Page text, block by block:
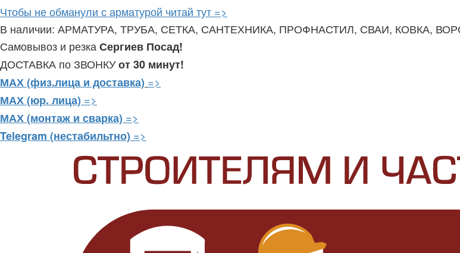
Чтобы не обманули с арматурой читай тут =>
В наличии: АРМАТУРА, ТРУБА, СЕТКА, САНТЕХНИКА, ПРОФНАСТИЛ, СВАИ, КОВКА,
Самовывоз и резка Сергиев Посад!
ДОСТАВКА по ЗВОНКУот 30 минут!
МАХ (физ.лица и доставка) =>
МАХ (юр. лица) =>
МАХ (монтаж и сварка) =>
Telegram (нестабильтно) =>